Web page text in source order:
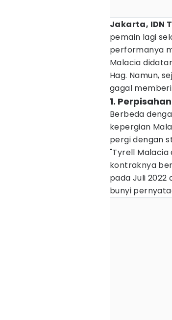
Jakarta, IDN
pemain lagi
performanya
Malacia
Hag. Namun,
gagal
1.
Berbeda
kepergian
pergi dengan
"Tyrell
kontraknya
pada Juli
bunyi